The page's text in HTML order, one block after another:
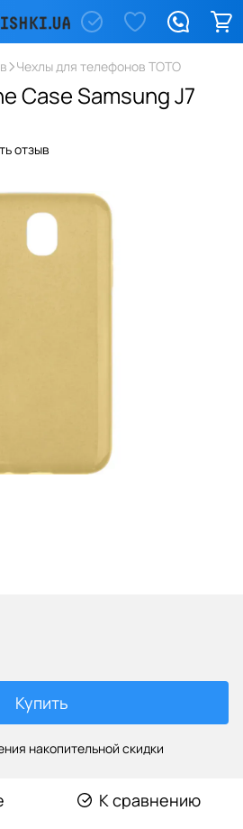
Чехлы для телефонов TOTO
Case Samsung J7
отзыв
Купить
накопительной скидки
К сравнению